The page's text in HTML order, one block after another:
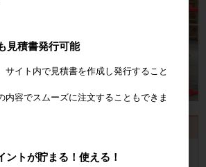
録 するといつでも発行可能！
見積書発行可能
サイト内で見積書を作成し発行すること
内容でスムーズに注文することもできま
ントが貯まる！使える！